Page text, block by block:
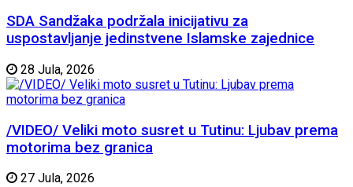
SDA Sandžaka podržala inicijativu za
uspostavljanje jedinstvene Islamske zajednice
28 Jula, 2026
/VIDEO/ Veliki moto susret u Tutinu: Ljubav prema
motorima bez granica
27 Jula, 2026